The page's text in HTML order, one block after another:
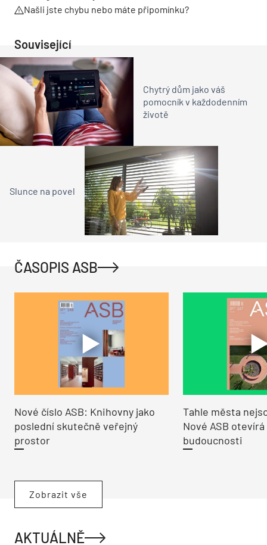
Našli jste chybu nebo máte připomínku?
Související
Chytrý dům jako váš
pomocník v každodenním
životě
Slunce na povel
ČASOPIS ASB
Nové číslo ASB: Knihovny jako
poslední skutečně veřejný
prostor
Tahle města
Nové ASB
budoucnosti
Zobrazit vše
AKTUÁLNĚ